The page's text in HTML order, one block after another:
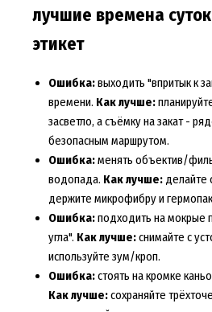
лучшие времена
этикет
Ошибка:выходить "впритык к
времени. Как лучше:
засветло, а съёмку на закат -
безопасным маршрутом.
Ошибка:менять объектив/
водопада. Как лучше:делайте
держите микрофибру и
Ошибка:подходить на мокрые
угла". Как лучше:снимайте с
используйте зум/кроп.
Ошибка:стоять на кромке
Как лучше:сохраняйте